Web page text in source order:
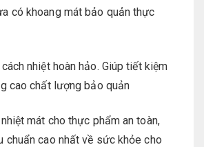
có khoang mát bảo quản thực
nhiệt hoàn hảo. Giúp tiết kiệm
cao chất lượng bảo quản
mát cho thực phẩm an toàn,
chuẩn cao nhất về sức khỏe cho